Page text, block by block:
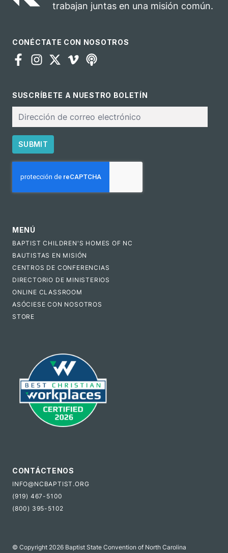
trabajan juntas en una misión común.
CONÉCTATE CON NOSOTROS
SUSCRÍBETE A NUESTRO BOLETÍN
electrónico
SUBMIT
MENÚ
BAPTIST CHILDREN'S HOMES OF NC
BAUTISTAS EN MISIÓN
CENTROS DE CONFERENCIAS
DIRECTORIO DE MINISTERIOS
ONLINE CLASSROOM
ASÓCIESE CON NOSOTROS
STORE
CONTÁCTENOS
INFO@NCBAPTIST.ORG
(919) 467-5100
(800) 395-5102
© Copyright 2026 Baptist State Convention of North Carolina